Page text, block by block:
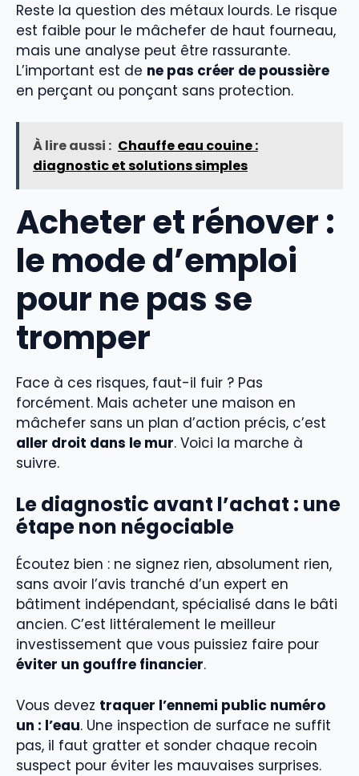
Reste la question des métaux lourds. Le risque
est faible pour le mâchefer de haut fourneau,
mais une analyse peut être rassurante.
L’important est de ne pas créer de poussière
en perçant ou ponçant sans protection.
À lire aussi : Chauffe eau couine :
diagnostic et solutions simples
Acheter et rénover :
le mode d’emploi
pour ne pas se
tromper
Face à ces risques, faut-il fuir ? Pas
forcément. Mais acheter une maison en
mâchefer sans un plan d’action précis, c’est
aller droit dans le mur. Voici la marche à
suivre.
Le diagnostic avant l’achat : une
étape non négociable
Écoutez bien : ne signez rien, absolument rien,
sans avoir l’avis tranché d’un expert en
bâtiment indépendant, spécialisé dans le bâti
ancien. C’est littéralement le meilleur
investissement que vous puissiez faire pour
éviter un gouffre financier.
Vous devez traquer l’ennemi public numéro
un : l’eau. Une inspection de surface ne suffit
pas, il faut gratter et sonder chaque recoin
suspect pour éviter les mauvaises surprises.